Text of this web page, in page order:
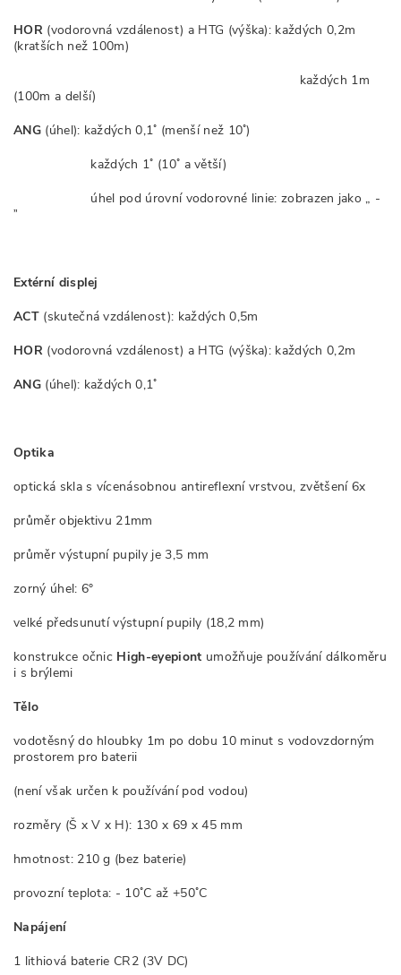
HOR (vodorovná vzdálenost) a HTG (výška): každých 0,2m
(kratších než 100m)
každých 1m
(100m a delší)
ANG(úhel): každých 0,1˚ (menší než 10˚)
každých 1˚ (10˚ a větší)
úhel pod úrovní vodorovné linie: zobrazen jako „ -
ˮ
Extérní displej
ACT (skutečná vzdálenost): každých 0,5m
HOR (vodorovná vzdálenost) a HTG (výška): každých 0,2m
ANG(úhel): každých 0,1˚
Optika
optická skla s vícenásobnou antireflexní vrstvou, zvětšení 6x
průměr objektivu 21mm
průměr výstupní pupily je 3,5 mm
zorný úhel: 6°
velké předsunutí výstupní pupily (18,2 mm)
konstrukce očnic High-eyepiont umožňuje používání dálkoměru
i s brýlemi
Tělo
vodotěsný do hloubky 1m po dobu 10 minut s vodovzdorným
prostorem pro baterii
(není však určen k používání pod vodou)
rozměry (Š x V x H): 130 x 69 x 45 mm
hmotnost: 210 g (bez baterie)
provozní teplota: - 10˚C až +50˚C
Napájení
1 lithiová baterie CR2 (3V DC)